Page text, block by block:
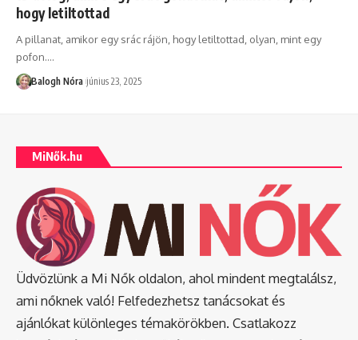
hogy letiltottad
A pillanat, amikor egy srác rájön, hogy letiltottad, olyan, mint egy
pofon.…
Balogh Nóra június 23, 2025
MiNők.hu
Üdvözlünk a Mi Nők oldalon, ahol mindent megtalálsz,
ami nőknek való! Felfedezhetsz tanácsokat és
ajánlókat különleges témakörökben. Csatlakozz